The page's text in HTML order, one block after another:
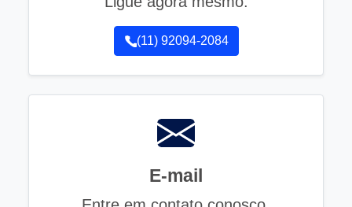
(11) 92094-2084
E-mail